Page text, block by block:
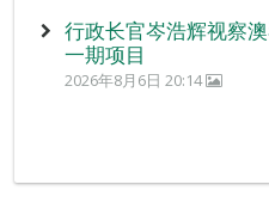
行政长官岑浩辉视察
一期项目
2026年8月6日 20:14